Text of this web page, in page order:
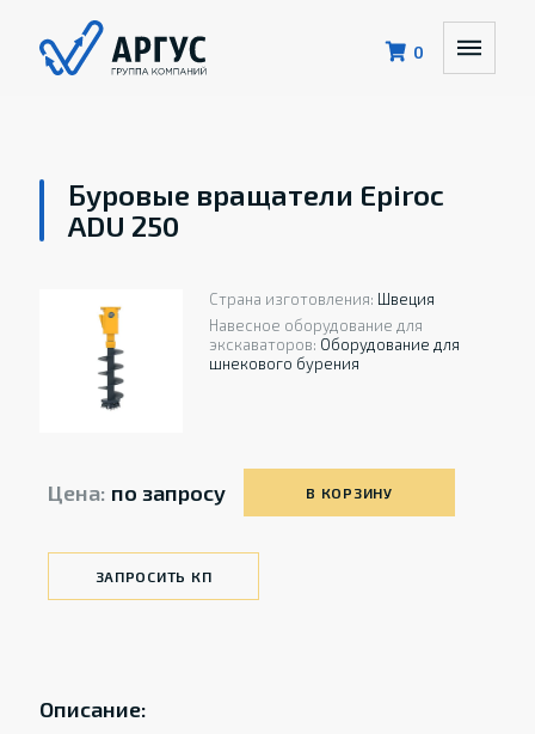
0
Буровые вращатели Epiroc
ADU 250
Страна изготовления: Швеция
Навесное оборудование для
экскаваторов: Оборудование для
шнекового бурения
Цена: по запросу В КОРЗИНУ
ЗАПРОСИТЬ КП
Описание: